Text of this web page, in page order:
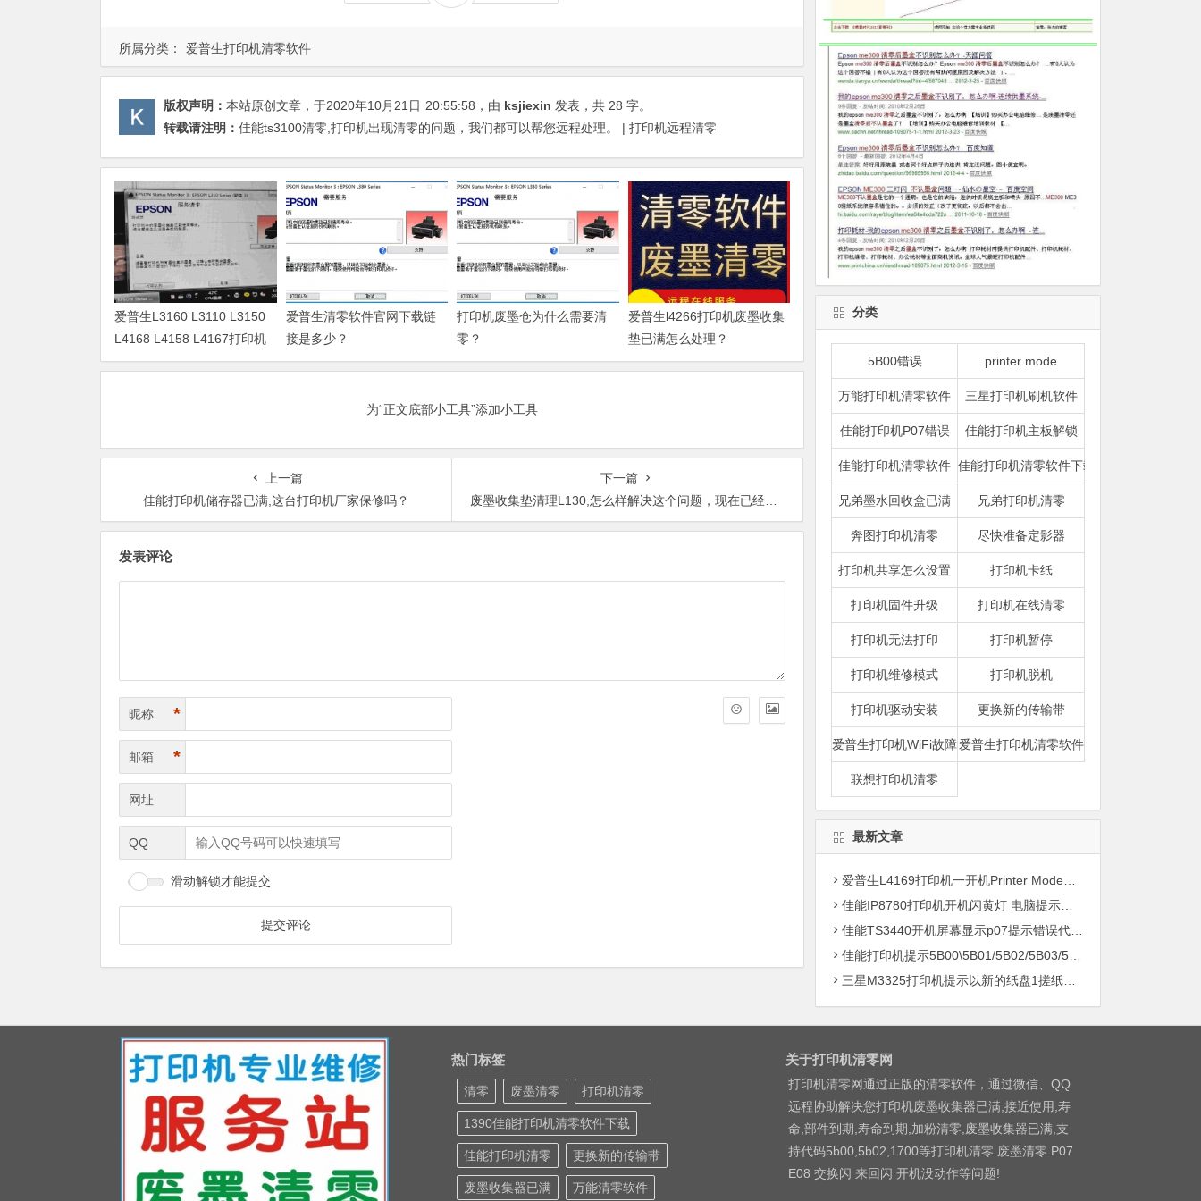
所属分类： 爱普生打印机清零软件
版权声明： 本站原创文章，于2020年10月21日 20:55:58 ，由 ksjiexin 发表，共 28 字。
转载请注明： 佳能ts3100清零,打印机出现清零的问题，我们都可以帮您远程处理。 | 打印机远程清零
爱普生L3160 L3110 L3150
L4168 L4158 L4167打印机
废墨清零软件
爱普生清零软件官网下载链
接是多少？
打印机废墨仓为什么需要清
零？
爱普生l4266打印机废墨收集
垫已满怎么处理？
为“正文底部小工具”添加小工具
上一篇
佳能打印机储存器已满,这台打印机厂家保修吗？
下一篇
废墨收集垫清理L130,怎么样解决这个问题，现在已经用不了。
发表评论
昵称 *
邮箱 *
网址
QQ
滑动解锁才能提交
分类
5B00错误 printer mode
万能打印机清零软件 三星打印机刷机软件
佳能打印机P07错误 佳能打印机主板解锁
佳能打印机清零软件 佳能打印机清零软件下载
兄弟墨水回收盒已满 兄弟打印机清零
奔图打印机清零 尽快准备定影器
打印机共享怎么设置 打印机卡纸
打印机固件升级 打印机在线清零
打印机无法打印 打印机暂停
打印机维修模式 打印机脱机
打印机驱动安装 更换新的传输带
爱普生打印机WiFi故障爱普生打印机清零软件
联想打印机清零
最新文章
爱普生L4169打印机一开机Printer Mode故障主板维修
佳能IP8780打印机开机闪黄灯 电脑提示错误5B00快速解决方案清零
佳能TS3440开机屏幕显示p07提示错误代码5B00快速解决方案 清零
佳能打印机提示5B00\5B01/5B02/5B03/5B04/5B11/5B12/5B13/5B14/1700/1702/1703/1704
三星M3325打印机提示以新的纸盘1搓纸轮进行更换
热门标签
清零 废墨清零 打印机清零
1390佳能打印机清零软件下载
佳能打印机清零 更换新的传输带
废墨收集器已满 万能清零软件
关于打印机清零网
打印机清零网通过正版的清零软件，通过微信、QQ
远程协助解决您打印机废墨收集器已满,接近使用,寿
命,部件到期,寿命到期,加粉清零,废墨收集器已满,支
持代码5b00,5b02,1700等打印机清零 废墨清零 P07
E08 交换闪 来回闪 开机没动作等问题!